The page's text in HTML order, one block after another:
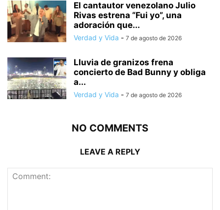
El cantautor venezolano Julio
Rivas estrena “Fui yo”, una
adoración que...
Verdad y Vida - 7 de agosto de 2026
Lluvia de granizos frena
concierto de Bad Bunny y obliga
a...
Verdad y Vida - 7 de agosto de 2026
NO COMMENTS
LEAVE A REPLY